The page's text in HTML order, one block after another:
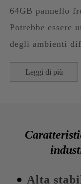
64GB pannello
Potrebbe essere
degli ambienti
Leggi di più
Alta